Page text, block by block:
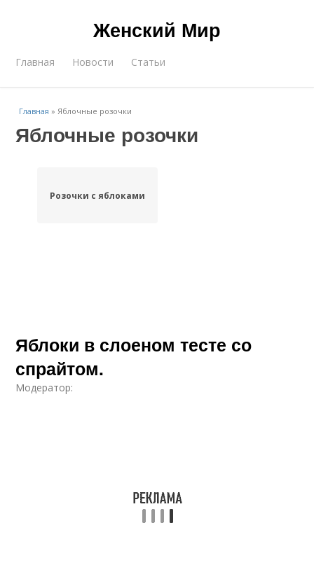
Женский Мир
Главная Новости Статьи
Главная »Яблочные розочки
Яблочные розочки
Розочки с яблоками
Яблоки в слоеном тесте со
спрайтом.
Модератор: